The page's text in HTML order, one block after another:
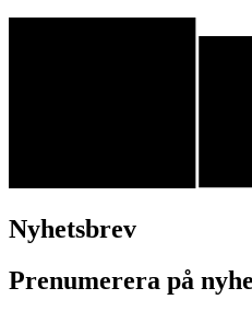
Nyhetsbrev
Prenumerera på